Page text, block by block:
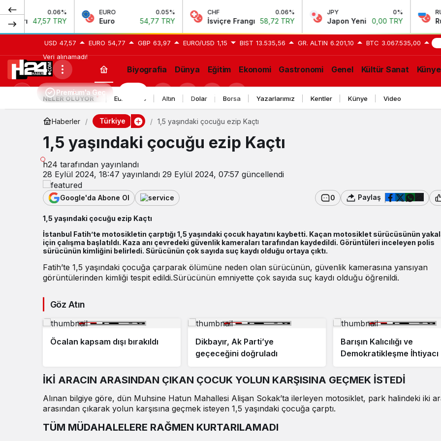
47,57 TRY
EURO
Euro 54,77 TRY
CHF
İsviçre Frangı 58,72 TRY
JPY
Japon Yeni 0,00 TRY
RUB
Rus
USD 47,57 EURO 54,77 GBP 63,97 EURO/USD 1,15 BIST 13.535,56 GR. ALTIN 6.201,10 BTC 3.067.535,00
Veri alınamadı!
Biyografia Dünya Eğitim Ekonomi Gastronomi Genel Kültür Sanat Künye
değiştir
Premium'a Geç
NELER OLUYOR Euro 2024 Altın Dolar Borsa Yazarlarımız Kentler Künye Video
Haberler Türkiye 1,5 yaşındaki çocuğu ezip Kaçtı
1,5 yaşındaki çocuğu ezip Kaçtı
h24 tarafından yayınlandı
28 Eylül 2024, 18:47 yayınlandı 29 Eylül 2024, 07:57 güncellendi
Google'da Abone Ol 0 Paylaş
1,5 yaşındaki çocuğu ezip Kaçtı
İstanbul Fatih’te motosikletin çarptığı 1,5 yaşındaki çocuk hayatını kaybetti. Kaçan motosiklet sürücüsünün
için çalışma başlatıldı. Kaza anı çevredeki güvenlik kameraları tarafından kaydedildi. Görüntüleri inceleyen polis
sürücünün kimliğini belirledi. Sürücünün çok sayıda suç kaydı olduğu ortaya çıktı.
Fatih’te 1,5 yaşındaki çocuğa çarparak ölümüne neden olan sürücünün, güvenlik kamerasına yansıyan
görüntülerinden kimliği tespit edildi.Sürücünün emniyette çok sayıda suç kaydı olduğu öğrenildi.
Göz Atın
Öcalan kapsam dışı bırakıldı
Dikbayır, Ak Parti’ye
geçeceğini doğruladı
Barışın Kalıcılığı ve
Demokratikleşme İhtiyacı
İKİ ARACIN ARASINDAN ÇIKAN ÇOCUK YOLUN KARŞISINA GEÇMEK İSTEDİ
Alınan bilgiye göre, dün Muhsine Hatun Mahallesi Alişan Sokak’ta ilerleyen motosiklet, park halindeki iki
arasından çıkarak yolun karşısına geçmek isteyen 1,5 yaşındaki çocuğa çarptı.
TÜM MÜDAHALELERE RAĞMEN KURTARILAMADI